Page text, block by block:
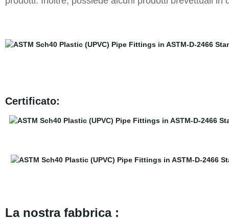
Certificato:
La nostra fabbrica :